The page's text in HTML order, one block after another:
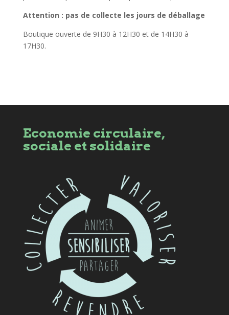
Attention : pas de collecte les jours de déballage
Boutique ouverte de 9H30 à 12H30 et de 14H30 à
17H30.
Economie circulaire,
sociale et solidaire